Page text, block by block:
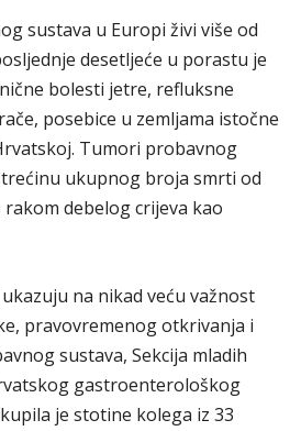
sustava u Europi živi više od
desetljeće u porastu je
bolesti jetre, refluksne
posebice u zemljama istočne
Tumori probavnog
ukupnog broja smrti od
debelog crijeva kao
na nikad veću važnost
pravovremenog otkrivanja i
sustava, Sekcija mladih
gastroenterološkog
je stotine kolega iz 33